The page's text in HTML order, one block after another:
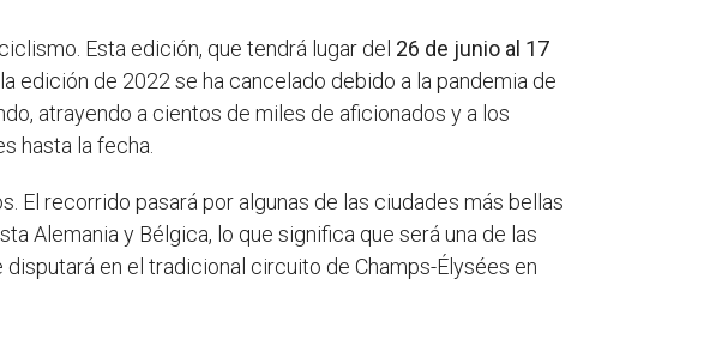
Esta edición, que tendrá lugar del 26 de junio al 17
edición de 2022 se ha cancelado debido a la pandemia de
atrayendo a cientos de miles de aficionados y a los
hasta la fecha.
El recorrido pasará por algunas de las ciudades más bellas
Alemania y Bélgica, lo que significa que será una de las
en el tradicional circuito de Champs-Élysées en